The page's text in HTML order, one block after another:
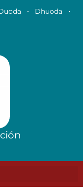
Dhuoda